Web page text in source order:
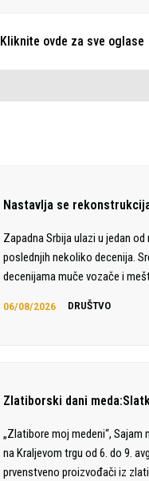
Kliknite ovde za sve oglase
Nastavlja se
Zapadna Srbija ulazi u jedan
poslednjih nekoliko decenija.
decenijama muče vozače i
06/08/2026 DRUŠTVO
Zlatiborski dani
„Zlatibore moj medeni“,
na Kraljevom trgu od 6. do 9.
prvenstveno proizvođači iz